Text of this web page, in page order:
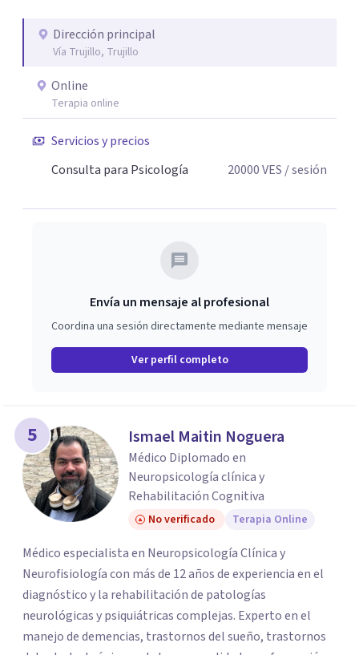
Dirección principal
Vía Trujillo, Trujillo
Online
Terapia online
Servicios y precios
Consulta para Psicología
20000VES / sesión
Envía un mensaje al profesional
Coordina una sesión directamente mediante mensaje
Ver perfil completo
5 Ismael Maitin Noguera
Médico Diplomado en
Neuropsicología clínica y
Rehabilitación Cognitiva
No verificado Terapia Online
Médico especialista en Neuropsicología Clínica y
Neurofisiología con más de 12 años de experiencia en el
diagnóstico y la rehabilitación de patologías
neurológicas y psiquiátricas complejas. Experto en el
manejo de demencias, trastornos del sueño, trastornos